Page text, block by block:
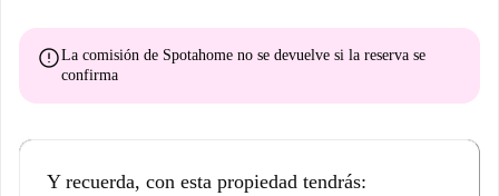
errorLa comisión de Spotahome no se devuelve si la reserva se
confirma
Y recuerda, con esta propiedad tendrás: